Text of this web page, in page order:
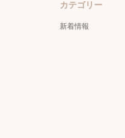
カテゴリー
新着情報